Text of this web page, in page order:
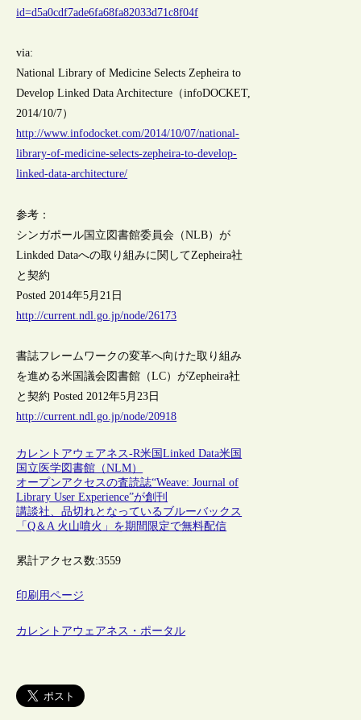
id=d5a0cdf7ade6fa68fa82033d71c8f04f
via:
National Library of Medicine Selects Zepheira to
Develop Linked Data Architecture（infoDOCKET,
2014/10/7）
http://www.infodocket.com/2014/10/07/national-
library-of-medicine-selects-zepheira-to-develop-
linked-data-architecture/
参考：
シンガポール国立図書館委員会（NLB）が
Linkded Dataへの取り組みに関してZepheira社
と契約
Posted 2014年5月21日
http://current.ndl.go.jp/node/26173
書誌フレームワークの変革へ向けた取り組み
を進める米国議会図書館（LC）がZepheira社
と契約 Posted 2012年5月23日
http://current.ndl.go.jp/node/20918
カレントアウェアネス-R米国Linked Data米国
国立医学図書館（NLM）
オープンアクセスの査読誌“Weave: Journal of
Library User Experience”が創刊
講談社、品切れとなっているブルーバックス
「Q＆A 火山噴火」を期間限定で無料配信
累計アクセス数:3559
印刷用ページ
カレントアウェアネス・ポータル